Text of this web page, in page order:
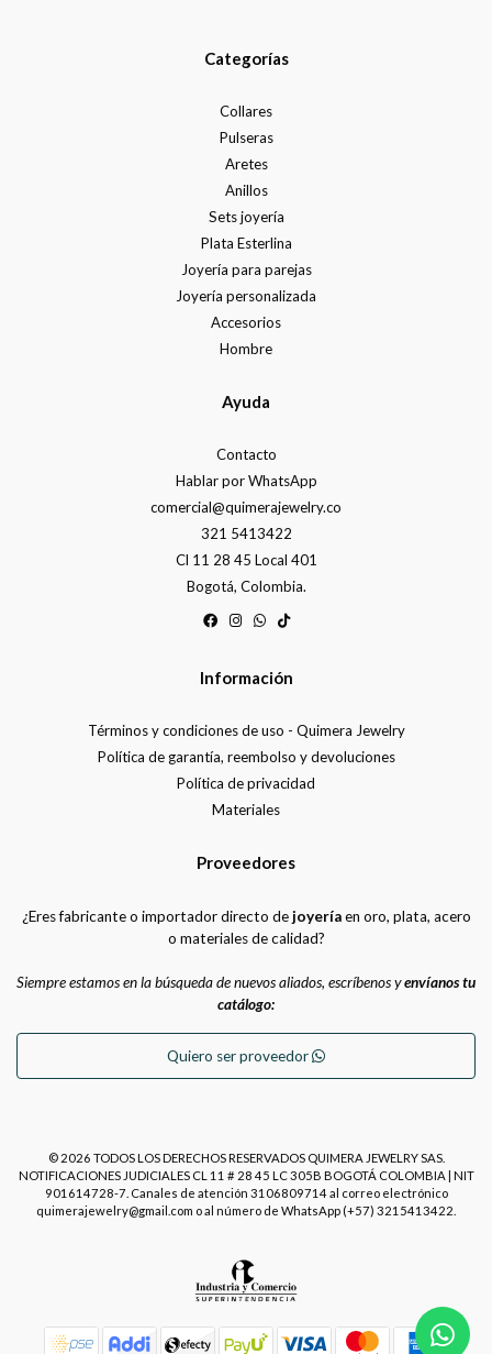
Categorías
Collares
Pulseras
Aretes
Anillos
Sets joyería
Plata Esterlina
Joyería para parejas
Joyería personalizada
Accesorios
Hombre
Ayuda
Contacto
Hablar por WhatsApp
comercial@quimerajewelry.co
321 5413422
Cl 11 28 45 Local 401
Bogotá, Colombia.
Información
Términos y condiciones de uso - Quimera Jewelry
Política de garantía, reembolso y devoluciones
Política de privacidad
Materiales
Proveedores
¿Eres fabricante o importador directo dejoyeríaen oro, plata, acero
o materiales de calidad?
Siempre estamos en la búsqueda de nuevos aliados, escríbenos yenvíanos tu
catálogo:
Quiero ser proveedor
© 2026 TODOS LOS DERECHOS RESERVADOS QUIMERA JEWELRY SAS.
NOTIFICACIONES JUDICIALES CL 11 # 28 45 LC 305B BOGOTÁ COLOMBIA | NIT
901614728-7. Canales de atención 3106809714 al correo electrónico
quimerajewelry@gmail.com o al número de WhatsApp (+57) 3215413422.